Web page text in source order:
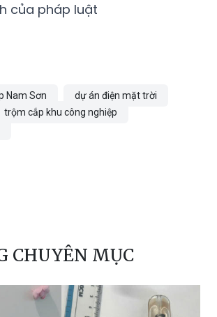
của pháp luật
Nam Sơn
dự án điện mặt trời
trộm cắp khu công nghiệp
CHUYÊN MỤC